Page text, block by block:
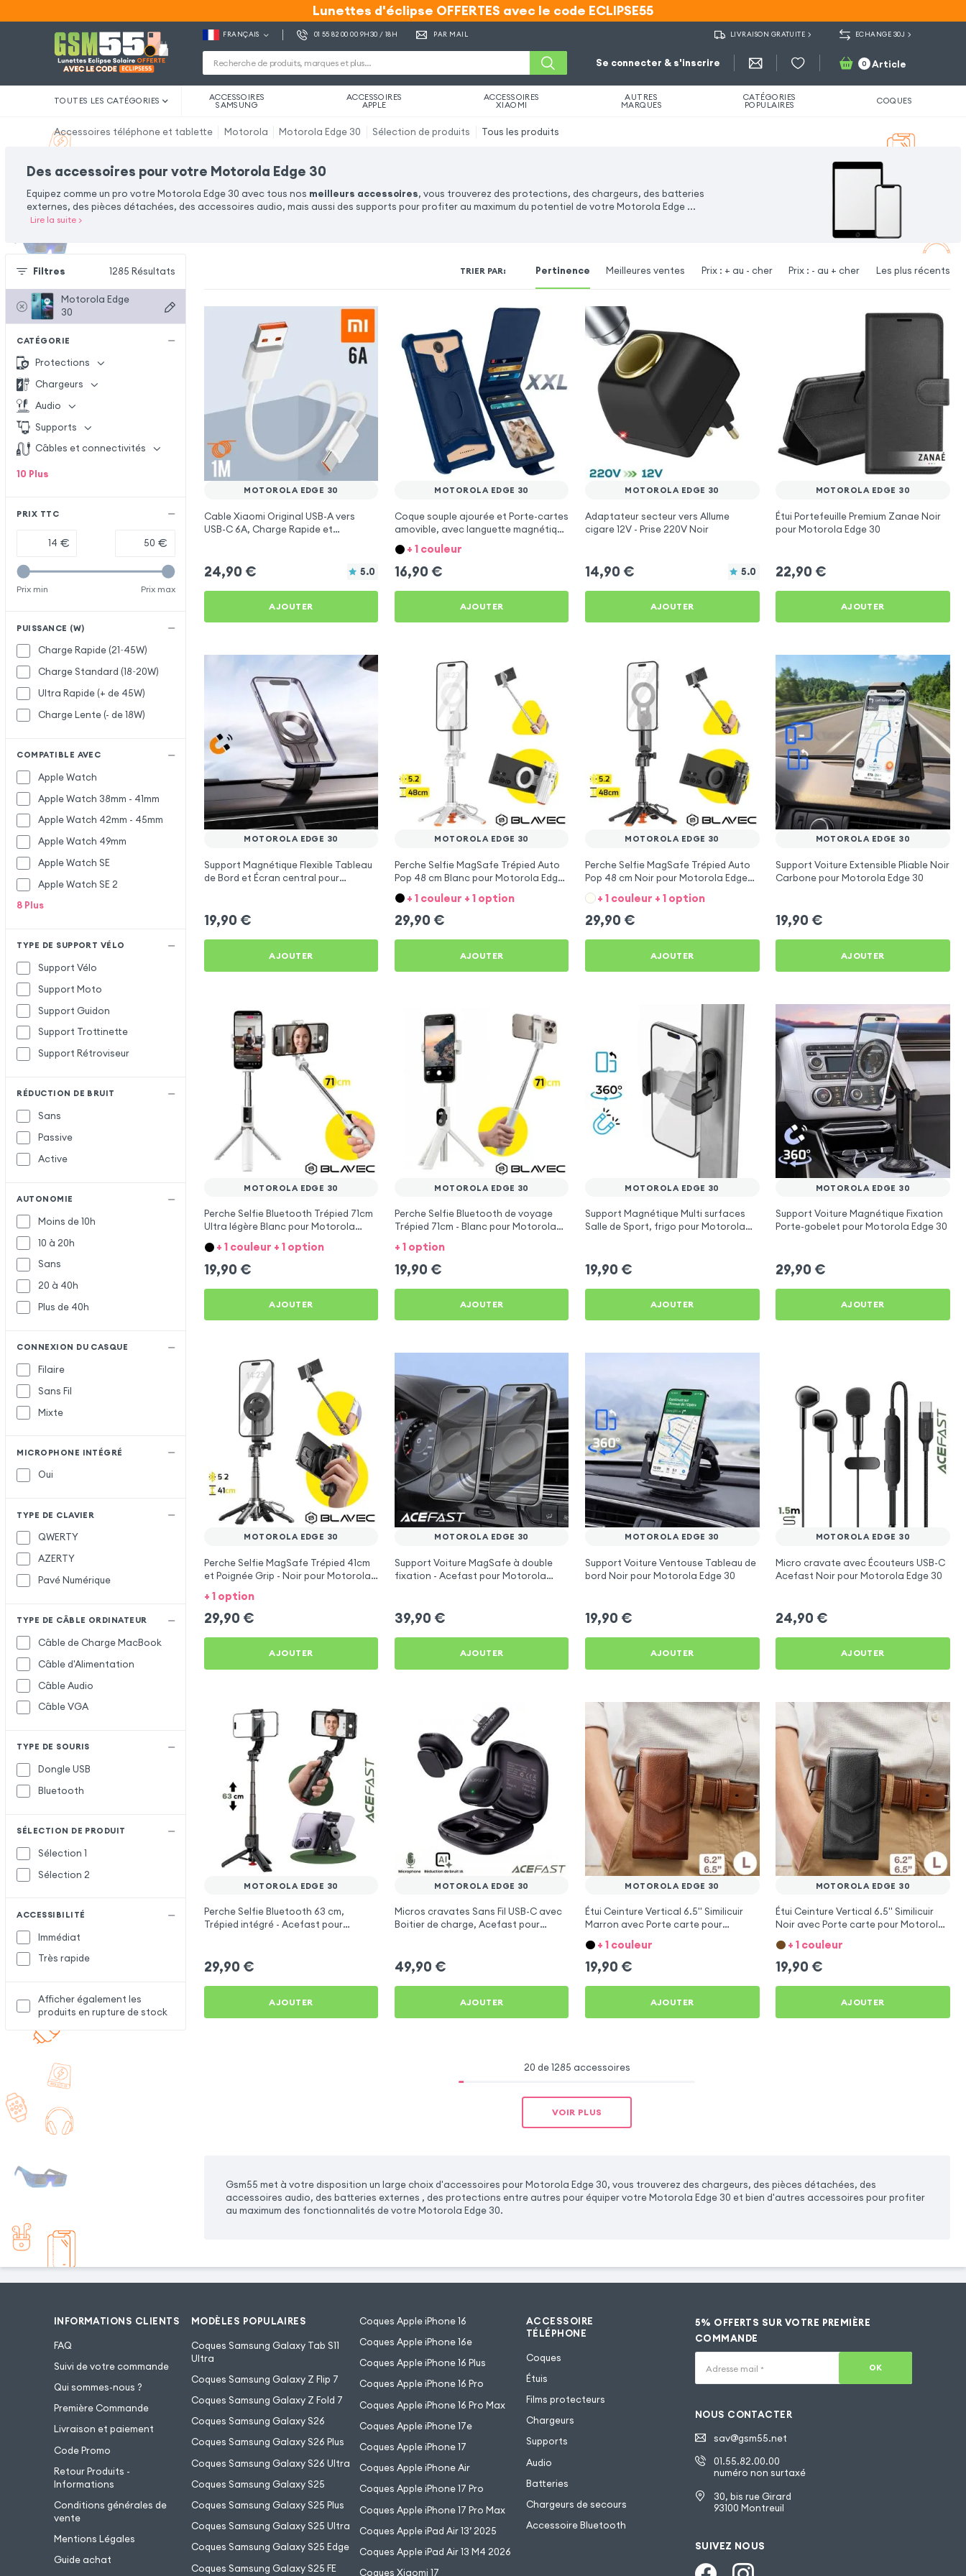
Lunettes d'éclipse OFFERTES avec le code ECLIPSE55
Lunettes d'éclipse OFFERTES avec le code ECLIPSE55
FRANÇAIS 01 55 82 00 00 9H30 / 18H PAR MAIL LIVRAISON GRATUITE ECHANGE 30J
Se connecter & s'inscrire 0 Article
TOUTES LES CATÉGORIES ACCESSOIRES
SAMSUNG
ACCESSOIRES
APPLE
ACCESSOIRES
XIAOMI
AUTRES
MARQUES
CATÉGORIES
POPULAIRES COQUES
Accessoires téléphone et tablette Motorola Motorola Edge 30 Sélection de produits Tous les produits
Des accessoires pour votre Motorola Edge 30
Equipez comme un pro votre Motorola Edge 30 avec tous nos meilleurs accessoires, vous trouverez des protections, des chargeurs, des batteries
externes, des pièces détachées, des accessoires audio, mais aussi des supports pour profiter au maximum du potentiel de votre Motorola Edge ...
Lire la suite>
Filtres 1285 Résultats
Motorola Edge
30
CATÉGORIE
Protections
Chargeurs
Audio
Supports
Câbles et connectivités
10 Plus
PRIX TTC
€ €
Prix min Prix max
PUISSANCE (W)
Charge Rapide (21~45W)
Charge Standard (18~20W)
Ultra Rapide (+ de 45W)
Charge Lente (- de 18W)
COMPATIBLE AVEC
Apple Watch
Apple Watch 38mm - 41mm
Apple Watch 42mm - 45mm
Apple Watch 49mm
Apple Watch SE
Apple Watch SE 2
8 Plus
TYPE DE SUPPORT VÉLO
Support Vélo
Support Moto
Support Guidon
Support Trottinette
Support Rétroviseur
RÉDUCTION DE BRUIT
Sans
Passive
Active
AUTONOMIE
Moins de 10h
10 à 20h
Sans
20 à 40h
Plus de 40h
CONNEXION DU CASQUE
Filaire
Sans Fil
Mixte
MICROPHONE INTÉGRÉ
Oui
TYPE DE CLAVIER
QWERTY
AZERTY
Pavé Numérique
TYPE DE CÂBLE ORDINATEUR
Câble de Charge MacBook
Câble d'Alimentation
Câble Audio
Câble VGA
TYPE DE SOURIS
Dongle USB
Bluetooth
SÉLECTION DE PRODUIT
Sélection 1
Sélection 2
ACCESSIBILITÉ
Immédiat
Très rapide
Afficher également les
produits en rupture de stock
TRIER PAR: Pertinence Meilleures ventes Prix : + au - cher Prix : - au + cher Les plus récents
MOTOROLA EDGE 30
Cable Xiaomi Original USB-A vers
USB-C 6A, Charge Rapide et
24,90 € 5.0
AJOUTER
MOTOROLA EDGE 30
Coque souple ajourée et Porte-cartes
amovible, avec languette magnétique
Bleu nuit pour Motorola Edge 30
+ 1 couleur
16,90 €
AJOUTER
MOTOROLA EDGE 30
Adaptateur secteur vers Allume
cigare 12V - Prise 220V Noir
14,90 € 5.0
AJOUTER
MOTOROLA EDGE 30
Étui Portefeuille Premium Zanae Noir
pour Motorola Edge 30
22,90 €
AJOUTER
MOTOROLA EDGE 30
Support Magnétique Flexible Tableau
de Bord et Écran central pour
19,90 €
AJOUTER
MOTOROLA EDGE 30
Perche Selfie MagSafe Trépied Auto
Pop 48 cm Blanc pour Motorola Edge
30
+ 1 couleur + 1 option
29,90 €
AJOUTER
MOTOROLA EDGE 30
Perche Selfie MagSafe Trépied Auto
Pop 48 cm Noir pour Motorola Edge
30
+ 1 couleur + 1 option
29,90 €
AJOUTER
MOTOROLA EDGE 30
Support Voiture Extensible Pliable Noir
Carbone pour Motorola Edge 30
19,90 €
AJOUTER
MOTOROLA EDGE 30
Perche Selfie Bluetooth Trépied 71cm
Ultra légère Blanc pour Motorola
+ 1 couleur + 1 option
19,90 €
AJOUTER
MOTOROLA EDGE 30
Perche Selfie Bluetooth de voyage
Trépied 71cm - Blanc pour Motorola
Edge 30
+ 1 option
19,90 €
AJOUTER
MOTOROLA EDGE 30
Support Magnétique Multi surfaces
Salle de Sport, frigo pour Motorola
19,90 €
AJOUTER
MOTOROLA EDGE 30
Support Voiture Magnétique Fixation
Porte-gobelet pour Motorola Edge 30
29,90 €
AJOUTER
MOTOROLA EDGE 30
Perche Selfie MagSafe Trépied 41cm
et Poignée Grip - Noir pour Motorola
Edge 30
+ 1 option
29,90 €
AJOUTER
MOTOROLA EDGE 30
Support Voiture MagSafe à double
fixation - Acefast pour Motorola
39,90 €
AJOUTER
MOTOROLA EDGE 30
Support Voiture Ventouse Tableau de
bord Noir pour Motorola Edge 30
19,90 €
AJOUTER
MOTOROLA EDGE 30
Micro cravate avec Écouteurs USB-C
Acefast Noir pour Motorola Edge 30
24,90 €
AJOUTER
MOTOROLA EDGE 30
Perche Selfie Bluetooth 63 cm,
Trépied intégré - Acefast pour
29,90 €
AJOUTER
MOTOROLA EDGE 30
Micros cravates Sans Fil USB-C avec
Boitier de charge, Acefast pour
49,90 €
AJOUTER
MOTOROLA EDGE 30
Étui Ceinture Vertical 6.5'' Similicuir
Marron avec Porte carte pour
Motorola Edge 30
+ 1 couleur
19,90 €
AJOUTER
MOTOROLA EDGE 30
Étui Ceinture Vertical 6.5'' Similicuir
Noir avec Porte carte pour Motorola
+ 1 couleur
19,90 €
AJOUTER
20 de 1285 accessoires
VOIR PLUS
Gsm55 met à votre disposition un large choix d'accessoires pour Motorola Edge 30, vous trouverez des chargeurs, des pièces détachées, des
accessoires audio, des batteries externes , des protections entre autres pour équiper votre Motorola Edge 30 et bien d'autres accessoires pour profiter
au maximum des fonctionnalités de votre Motorola Edge 30.
INFORMATIONS CLIENTS
FAQ
Suivi de votre commande
Qui sommes-nous ?
Première Commande
Livraison et paiement
Code Promo
Retour Produits -
Informations
Conditions générales de
vente
Mentions Légales
Guide achat
MODÈLES POPULAIRES
Coques Samsung Galaxy Tab S11
Ultra
Coques Samsung Galaxy Z Flip 7
Coques Samsung Galaxy Z Fold 7
Coques Samsung Galaxy S26
Coques Samsung Galaxy S26 Plus
Coques Samsung Galaxy S26 Ultra
Coques Samsung Galaxy S25
Coques Samsung Galaxy S25 Plus
Coques Samsung Galaxy S25 Ultra
Coques Samsung Galaxy S25 Edge
Coques Samsung Galaxy S25 FE
Coques Apple iPhone 16
Coques Apple iPhone 16e
Coques Apple iPhone 16 Plus
Coques Apple iPhone 16 Pro
Coques Apple iPhone 16 Pro Max
Coques Apple iPhone 17e
Coques Apple iPhone 17
Coques Apple iPhone Air
Coques Apple iPhone 17 Pro
Coques Apple iPhone 17 Pro Max
Coques Apple iPad Air 13’ 2025
Coques Apple iPad Air 13 M4 2026
Coques Xiaomi 17
ACCESSOIRE
TÉLÉPHONE
Coques
Étuis
Films protecteurs
Chargeurs
Supports
Audio
Batteries
Chargeurs de secours
Accessoire Bluetooth
5% OFFERTS SUR VOTRE PREMIÈRE
COMMANDE
Adresse mail * OK
NOUS CONTACTER
sav@gsm55.net
01.55.82.00.00
numéro non surtaxé
30, bis rue Girard
93100 Montreuil
SUIVEZ NOUS